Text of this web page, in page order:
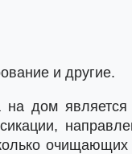
и другие.
дом